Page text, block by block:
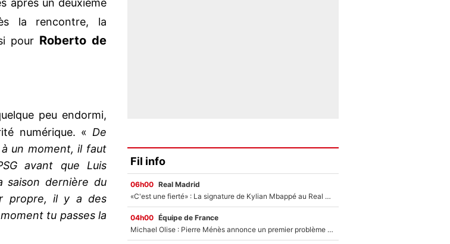
après un deuxième
la rencontre, la
pour Roberto de
peu endormi,
numérique. « De
un moment, il faut
avant que Luis
saison dernière du
propre, il y a des
tu passes la
Fil info
06h00 Real Madrid
«C'est une fierté» : La signature de Kylian Mbappé au Real Madrid continue de régaler l'Espagne
04h00 Équipe de France
Michael Olise : Pierre Ménès annonce un premier problème pour Zinedine Zidane en équipe de France